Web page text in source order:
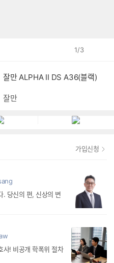
1/3
잘만 ALPHA II DS A36(블랙)
잘만
가입신청
. 당신의 편, 신상의 변
사! 비공개 학폭위 절차